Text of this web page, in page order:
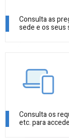
Consulta as
sede e os seus
Consulta os
etc. para